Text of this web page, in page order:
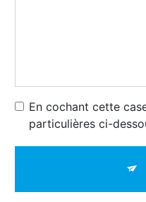
En cochant cette
particulières ci-